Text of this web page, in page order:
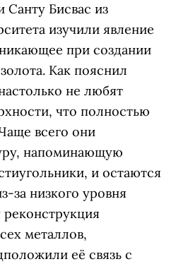
Бисвас из
изучили явление
при создании
Как пояснил
не любят
что полностью
всего они
напоминающую
и остаются
за низкого уровня
металлов,
её связь с